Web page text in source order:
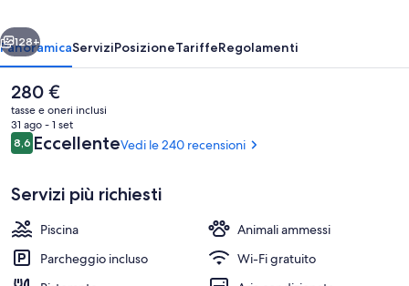
Luxury Suite with Private Pool |
Avanti
128+
PanoramicaServiziPosizioneTariffeRegolamenti
Il
prezzo
attuale
è
280 €
280 €
tasse e oneri inclusi
31 ago - 1 set
Recensioni
8,68,6 su 10
EccellenteVedi le 240 recensioni
Servizi più richiesti
Piscina
Animali ammessi
Parcheggio incluso
Wi-Fi gratuito